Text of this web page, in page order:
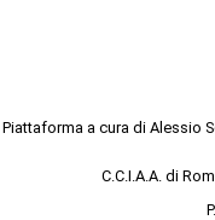
Piattaforma a cura di Alessio
C.C.I.A.A. di